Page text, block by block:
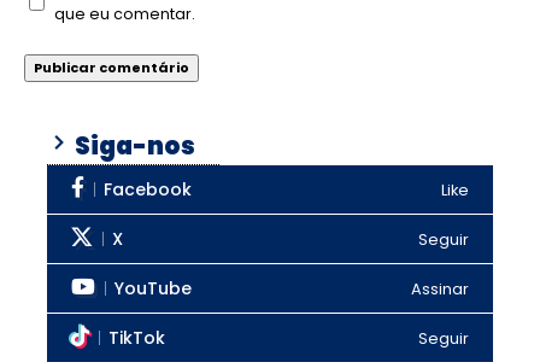
que eu comentar.
Siga-nos
Facebook Like
X Seguir
YouTube Assinar
TikTok Seguir